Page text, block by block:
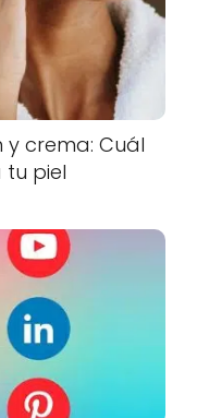
y crema: Cuál
tu piel